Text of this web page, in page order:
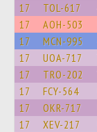
17 TOL-617
17 AOH-503
17 MCN-995
17 UOA-717
17 TRO-202
17 FCY-564
17 OKR-717
17 XEV-217